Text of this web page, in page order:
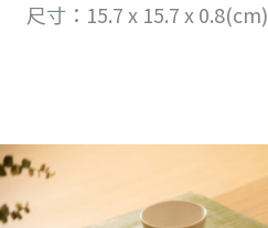
尺寸：15.7 x 15.7 x 0.8(cm)